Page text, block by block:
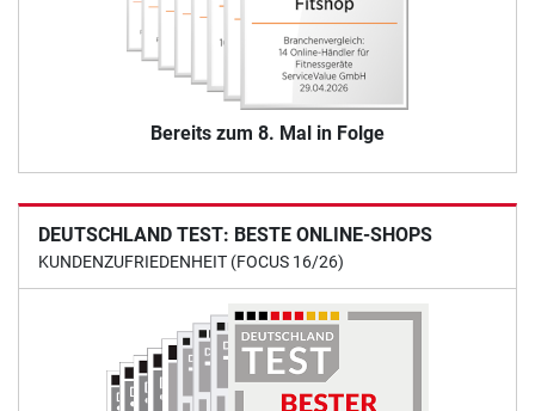
Bereits zum 8. Mal in Folge
DEUTSCHLAND TEST: BESTE ONLINE-SHOPS
KUNDENZUFRIEDENHEIT (FOCUS 16/26)